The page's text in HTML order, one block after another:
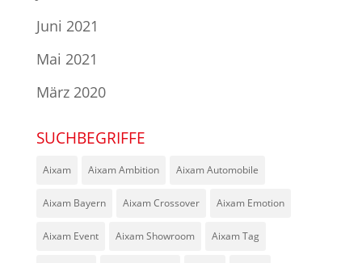
Juni 2021
Mai 2021
März 2020
SUCHBEGRIFFE
Aixam Aixam Ambition Aixam Automobile
Aixam Bayern Aixam Crossover Aixam Emotion
Aixam Event Aixam Showroom Aixam Tag